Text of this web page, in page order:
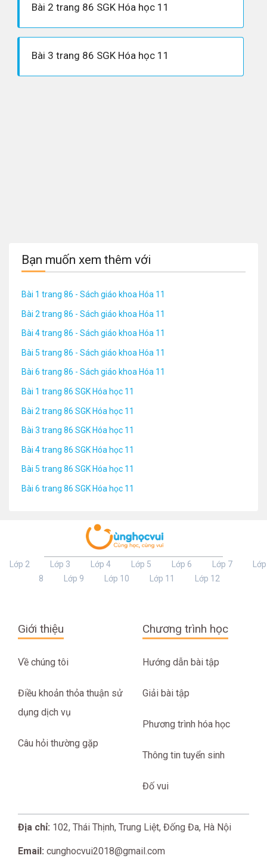
Bài 2 trang 86 SGK Hóa học 11
Bài 3 trang 86 SGK Hóa học 11
Bạn muốn xem thêm với
Bài 1 trang 86 - Sách giáo khoa Hóa 11
Bài 2 trang 86 - Sách giáo khoa Hóa 11
Bài 4 trang 86 - Sách giáo khoa Hóa 11
Bài 5 trang 86 - Sách giáo khoa Hóa 11
Bài 6 trang 86 - Sách giáo khoa Hóa 11
Bài 1 trang 86 SGK Hóa học 11
Bài 2 trang 86 SGK Hóa học 11
Bài 3 trang 86 SGK Hóa học 11
Bài 4 trang 86 SGK Hóa học 11
Bài 5 trang 86 SGK Hóa học 11
Bài 6 trang 86 SGK Hóa học 11
Lớp 2 Lớp 3 Lớp 4 Lớp 5 Lớp 6 Lớp 7
Lớp
8
Lớp 9 Lớp 10 Lớp 11 Lớp 12
Giới thiệu
Về chúng tôi
Điều khoản thỏa thuận sử
dụng dịch vụ
Câu hỏi thường gặp
Chương trình học
Hướng dẫn bài tập
Giải bài tập
Phương trình hóa học
Thông tin tuyển sinh
Đố vui
Địa chỉ: 102, Thái Thịnh, Trung Liệt, Đống Đa, Hà Nội
Email: cunghocvui2018@gmail.com